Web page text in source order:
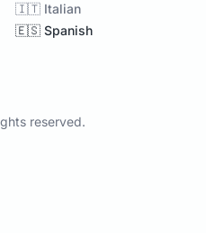
🇮🇹 Italian
🇪🇸 Spanish
reserved.